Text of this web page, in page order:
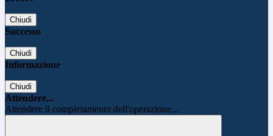
Chiudi
Successo
Chiudi
Informazione
Chiudi
Attendere...
Attendere il completamento dell'operazione...